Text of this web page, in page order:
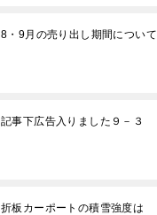
8・9月の売り出し期間について
記事下広告入りました９－３
折板カーポートの積雪強度は